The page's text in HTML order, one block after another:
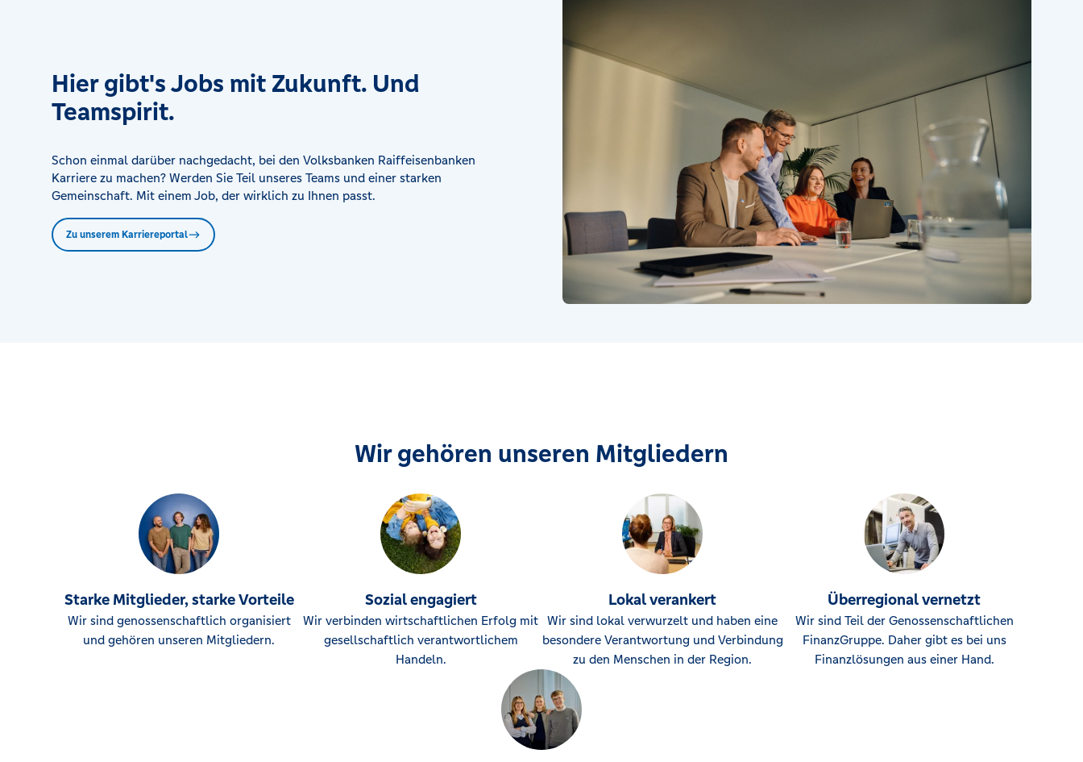
Hier gibt's Jobs mit Zukunft. Und
Teamspirit.
Schon einmal darüber nachgedacht, bei den Volksbanken Raiffeisenbanken
Karriere zu machen? Werden Sie Teil unseres Teams und einer starken
Gemeinschaft. Mit einem Job, der wirklich zu Ihnen passt.
Zu unserem Karriereportal
Wir gehören unseren Mitgliedern
Starke Mitglieder, starke Vorteile
Wir sind genossenschaftlich organisiert
und gehören unseren Mitgliedern.
Sozial engagiert
Wir verbinden wirtschaftlichen Erfolg mit
gesellschaftlich verantwortlichem
Handeln.
Lokal verankert
Wir sind lokal verwurzelt und haben eine
besondere Verantwortung und Verbindung
zu den Menschen in der Region.
Überregional vernetzt
Wir sind Teil der Genossenschaftlichen
FinanzGruppe. Daher gibt es bei uns
Finanzlösungen aus einer Hand.